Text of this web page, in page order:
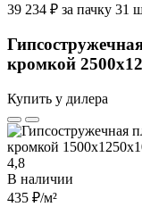
39 234 ₽ за пачку 31
кромкой
Купить у дилера
4,8
В наличии
435 ₽/м²